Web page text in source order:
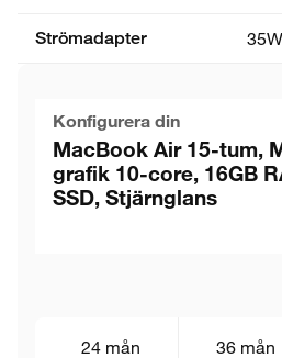
Strömadapter
Konfigurera din
MacBook Air 15-tum,
grafik 10-core, 16GB
SSD, Stjärnglans
24 mån 36 mån